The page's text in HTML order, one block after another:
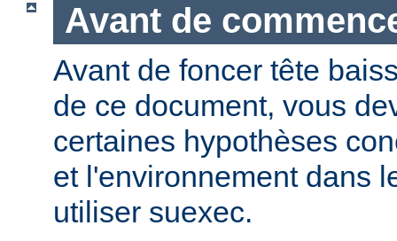
Avant de
Avant de foncer tête
de ce document, vous
certaines hypothèses
et l'environnement dans
utiliser suexec.